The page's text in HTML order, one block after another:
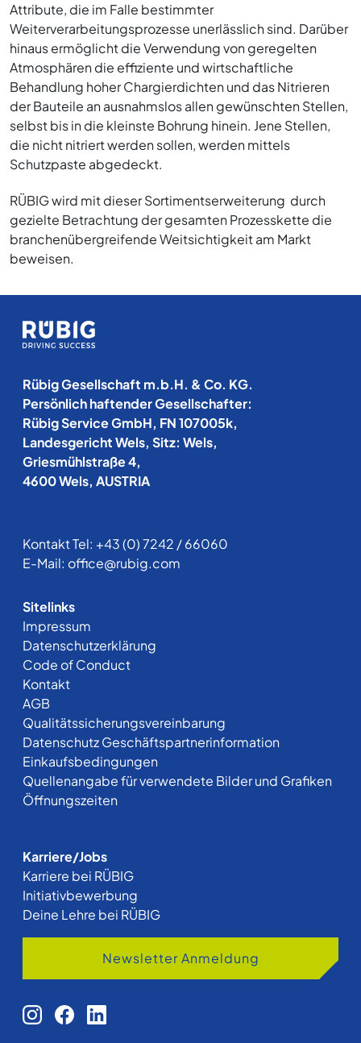
Attribute, die im Falle bestimmter
Weiterverarbeitungsprozesse unerlässlich sind. Darüber
hinaus ermöglicht die Verwendung von geregelten
Atmosphären die effiziente und wirtschaftliche
Behandlung hoher Chargierdichten und das Nitrieren
der Bauteile an ausnahmslos allen gewünschten Stellen,
selbst bis in die kleinste Bohrung hinein. Jene Stellen,
die nicht nitriert werden sollen, werden mittels
Schutzpaste abgedeckt.
RÜBIG wird mit dieser Sortimentserweiterung durch
gezielte Betrachtung der gesamten Prozesskette die
branchenübergreifende Weitsichtigkeit am Markt
beweisen.
Rübig Gesellschaft m.b.H. & Co. KG.
Persönlich haftender Gesellschafter:
Rübig Service GmbH, FN 107005k,
Landesgericht Wels, Sitz: Wels,
Griesmühlstraße 4,
4600 Wels, AUSTRIA
Kontakt Tel: +43 (0) 7242 / 66060
E-Mail: office@rubig.com
Sitelinks
Impressum
Datenschutzerklärung
Code of Conduct
Kontakt
AGB
Qualitätssicherungsvereinbarung
Datenschutz Geschäftspartnerinformation
Einkaufsbedingungen
Quellenangabe für verwendete Bilder und Grafiken
Öffnungszeiten
Karriere/Jobs
Karriere bei RÜBIG
Initiativbewerbung
Deine Lehre bei RÜBIG
Newsletter Anmeldung